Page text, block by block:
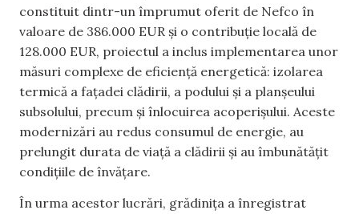
constituit dintr-un împrumut oferit de Nefco în
valoare de 386.000 EUR și o contribuție locală de
128.000 EUR, proiectul a inclus implementarea unor
măsuri complexe de eficiență energetică: izolarea
termică a fațadei clădirii, a podului și a planșeului
subsolului, precum și înlocuirea acoperișului. Aceste
modernizări au redus consumul de energie, au
prelungit durata de viață a clădirii și au îmbunătățit
condițiile de învățare.
În urma acestor lucrări, grădinița a înregistrat